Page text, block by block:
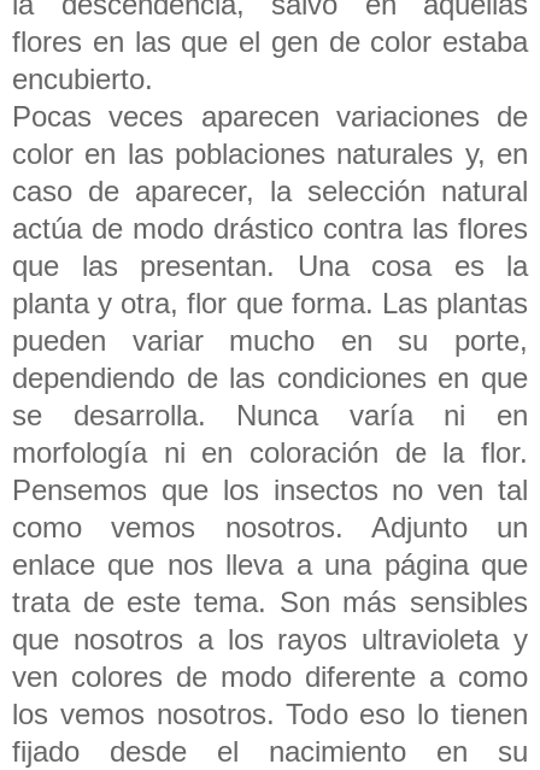
flores en las que el gen de color estaba
encubierto.
Pocas veces aparecen variaciones de
color en las poblaciones naturales y, en
caso de aparecer, la selección natural
actúa de modo drástico contra las flores
que las presentan. Una cosa es la
planta y otra, flor que forma. Las plantas
pueden variar mucho en su porte,
dependiendo de las condiciones en que
se desarrolla. Nunca varía ni en
morfología ni en coloración de la flor.
Pensemos que los insectos no ven tal
como vemos nosotros. Adjunto un
enlace que nos lleva a una página que
trata de este tema. Son más sensibles
que nosotros a los rayos ultravioleta y
ven colores de modo diferente a como
los vemos nosotros. Todo eso lo tienen
fijado desde el nacimiento en su